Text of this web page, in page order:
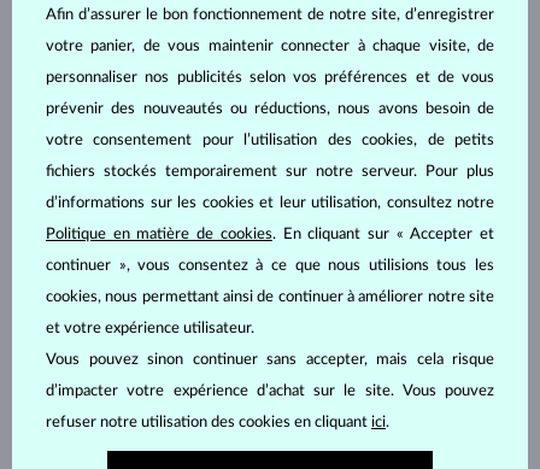
Afin d’assurer le bon fonctionnement de notre site, d’enregistrer
votre panier, de vous maintenir connecter à chaque visite, de
personnaliser nos publicités selon vos préférences et de vous
prévenir des nouveautés ou réductions, nous avons besoin de
votre consentement pour l’utilisation des cookies, de petits
fichiers stockés temporairement sur notre serveur. Pour plus
d’informations sur les cookies et leur utilisation, consultez notre
Politique en matière de cookies. En cliquant sur « Accepter et
continuer », vous consentez à ce que nous utilisions tous les
cookies, nous permettant ainsi de continuer à améliorer notre site
et votre expérience utilisateur.
Vous pouvez sinon continuer sans accepter, mais cela risque
d’impacter votre expérience d’achat sur le site. Vous pouvez
refuser notre utilisation des cookies en cliquant ici.